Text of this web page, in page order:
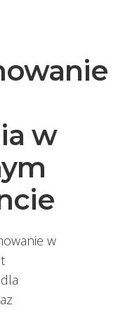
w
w